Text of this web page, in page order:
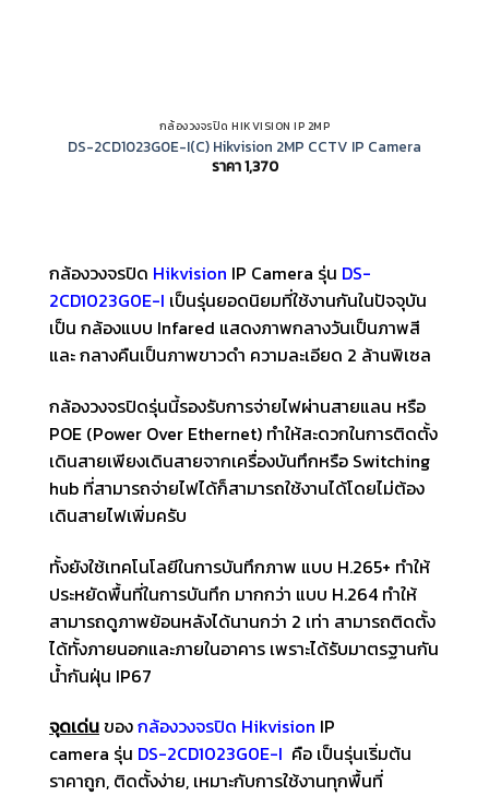
กล้องวงจรปิด HIKVISION IP 2MP
DS-2CD1023G0E-I(C) Hikvision 2MP CCTV IP Camera
ราคา1,370
กล้องวงจรปิด Hikvision IP Camera รุ่น DS-
2CD1023G0E-I เป็นรุ่นยอดนิยมที่ใช้งานกันในปัจจุบัน
เป็น กล้องแบบ Infared แสดงภาพกลางวันเป็นภาพสี
และ กลางคืนเป็นภาพขาวดำ ความละเอียด 2 ล้านพิเซล
กล้องวงจรปิดรุ่นนี้รองรับการจ่ายไฟผ่านสายแลน หรือ
POE (Power Over Ethernet) ทำให้สะดวกในการติดตั้ง
เดินสายเพียงเดินสายจากเครื่องบันทึกหรือ Switching
hub ที่สามารถจ่ายไฟได้ก็สามารถใช้งานได้โดยไม่ต้อง
เดินสายไฟเพิ่มครับ
ทั้งยังใช้เทคโนโลยีในการบันทึกภาพ แบบ H.265+ ทำให้
ประหยัดพื้นที่ในการบันทึก มากกว่า แบบ H.264 ทำให้
สามารถดูภาพย้อนหลังได้นานกว่า 2 เท่า สามารถติดตั้ง
ได้ทั้งภายนอกและภายในอาคาร เพราะได้รับมาตรฐานกัน
น้ำกันฝุ่น IP67
จุดเด่นของกล้องวงจรปิด Hikvision IP
camera รุ่น DS-2CD1023G0E-I คือ เป็นรุ่นเริ่มต้น
ราคาถูก, ติดตั้งง่าย, เหมาะกับการใช้งานทุกพื้นที่